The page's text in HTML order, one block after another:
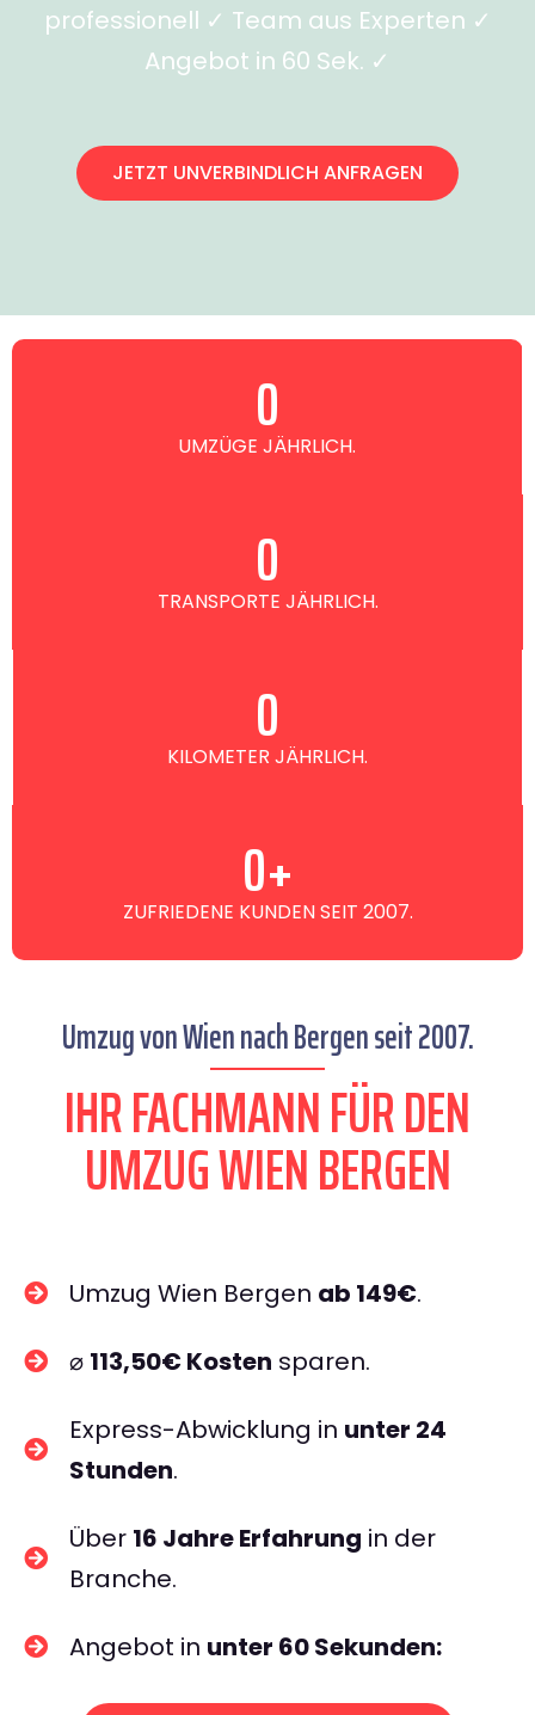
professionell ✓ Team aus Experten ✓
Angebot in 60 Sek. ✓
JETZT UNVERBINDLICH ANFRAGEN
UMZÜGE JÄHRLICH.
0
TRANSPORTE JÄHRLICH.
0
KILOMETER JÄHRLICH.
0
ZUFRIEDENE KUNDEN SEIT 2007.
0+
Umzug von Wien nach Bergen seit 2007.
IHR FACHMANN FÜR DEN
UMZUG WIEN BERGEN
Umzug Wien Bergen ab 149€.
⌀ 113,50€ Kosten sparen.
Express-Abwicklung in unter 24
Stunden.
Über 16 Jahre Erfahrung in der
Branche.
Angebot in unter 60 Sekunden: